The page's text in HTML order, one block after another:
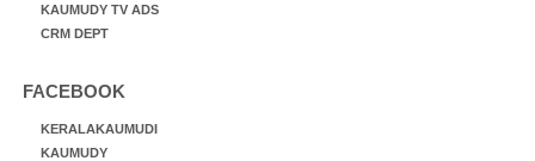
KAUMUDY TV ADS
CRM DEPT
FACEBOOK
KERALAKAUMUDI
KAUMUDY